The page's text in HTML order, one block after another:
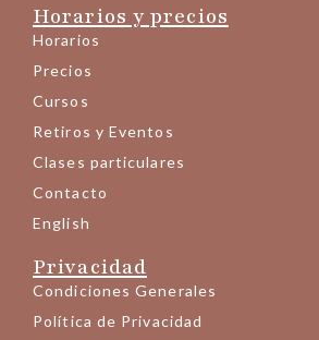
Horarios y precios
Horarios
Precios
Cursos
Retiros y Eventos
Clases particulares
Contacto
English
Privacidad
Condiciones Generales
Política de Privacidad